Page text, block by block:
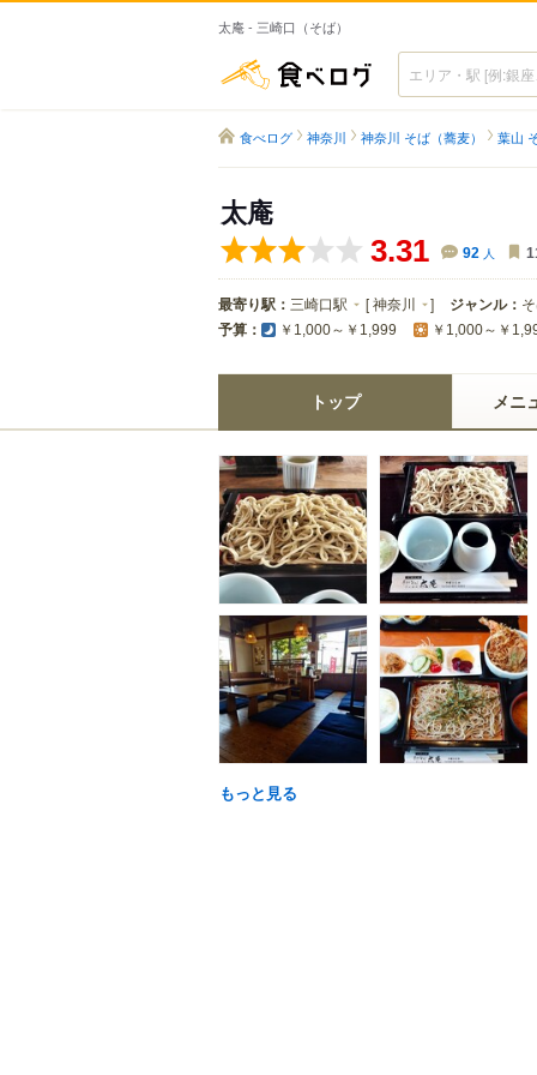
太庵 - 三崎口（そば）
食べログ
食べログ 神奈川 神奈川 そば（蕎麦） 葉山
太庵
3.31 92 人
最寄り駅： 三崎口駅 [神奈川 ] ジャンル：
予算： ￥1,000～￥1,999 ￥1,000～￥
トップ メニ
もっと見る